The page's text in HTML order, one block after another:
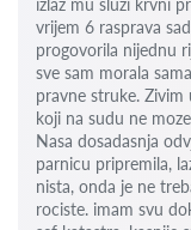
vrijem 6 rasprava
progovorila nijednu
sve sam morala
pravne struke.
koji na sudu ne
Nasa dosadasnja
parnicu pripremila,
nista, onda je ne
rociste. imam svu